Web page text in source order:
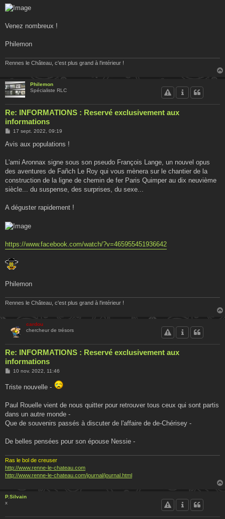
Venez nombreux !
Philemon
Rennes le Château, c'est plus grand à l'intérieur !
Philemon
Spécialiste RLC
Re: INFORMATIONS : Reservé exclusivement aux
informations
M
s
g
17 sept. 2022, 09:19
Avis aux populations !
L'ami Aronnax signe sous son pseudo François Lange, un nouvel opus
des aventures de Fañch Le Roy qui vous mènera sur le chantier de la
construction de la ligne de chemin de fer Paris Quimper au dix neuvième
siècle... du suspense, des surprises, du sexe...
A déguster rapidement !
https://www.facebook.com/watch/?v=465955451936642
Philemon
Rennes le Château, c'est plus grand à l'intérieur !
cardou
chercheur de trésors
Re: INFORMATIONS : Reservé exclusivement aux
informations
M
s
e
10 nov. 2022, 11:46
Triste nouvelle -
Paul Rouelle vient de nous quitter pour retrouver tous ceux qui sont partis
dans un autre monde -
Que de souvenirs passés à discuter de l'affaire de de-Chérisey -
De belles pensées pour son épouse Nessie -
Ras le bol de creuser
http://www.renne-le-chateau.com
http://www.renne-le-chateau.com/journal/journal.html
P.Silvain
x